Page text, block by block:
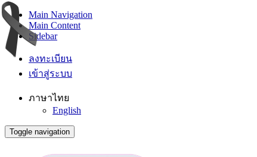
Main Navigation
Main Content
Sidebar
ลงทะเบียน
เข้าสู่ระบบ
ภาษาไทย
English
Toggle navigation